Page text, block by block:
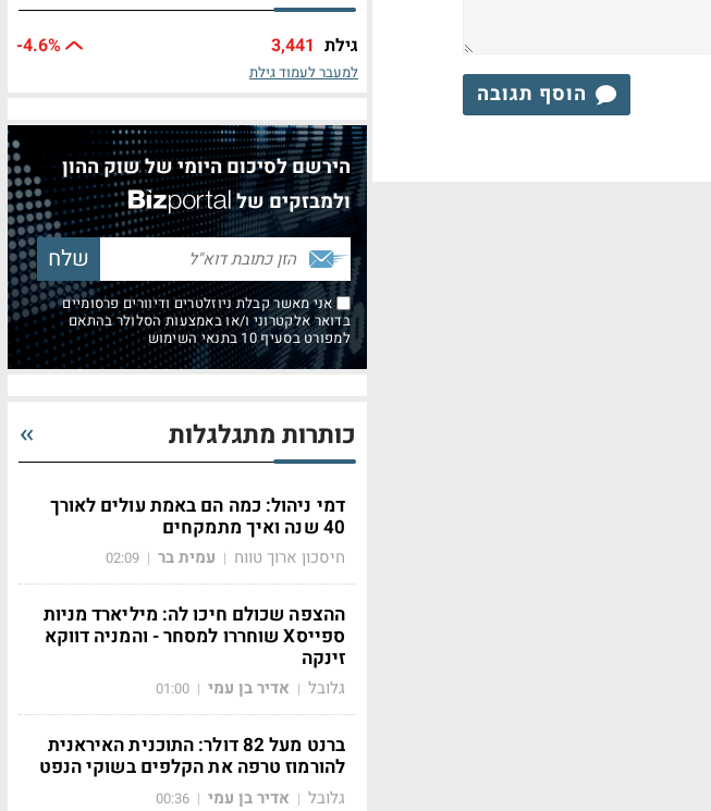
הוסף תגובה
גילת 3,441
-4.6%
למעבר לעמוד גילת
הירשם לסיכום היומי של שוק ההון
ולמבזקים של
אני מאשר קבלת ניוזלטרים ודיוורים פרסומיים
בדואר אלקטרוני ו/או באמצעות הסלולר בהתאם
למפורט בסעיף 10 בתנאי השימוש
כותרות מתגלגלות
דמי ניהול: כמה הם באמת עולים לאורך
40 שנה ואיך מתמקחים
חיסכון ארוך טווח | עמית בר |
02:09
ההצפה שכולם חיכו לה: מיליארד מניות
ספייסX שוחררו למסחר - והמניה דווקא
זינקה
גלובל | אדיר בן עמי |
01:00
ברנט מעל 82 דולר: התוכנית האיראנית
להורמוז טרפה את הקלפים בשוקי הנפט
גלובל | אדיר בן עמי |
00:36